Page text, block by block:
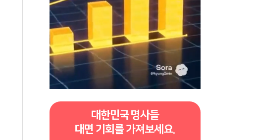
대한민국 명사들
대면 기회를 가져보세요.